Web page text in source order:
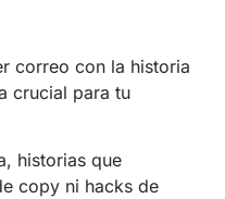
correo con la historia
crucial para tu
historias que
copy ni hacks de